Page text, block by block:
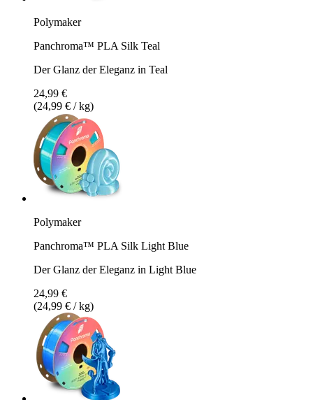
Polymaker
Panchroma™ PLA Silk Teal
Der Glanz der Eleganz in Teal
24,99 €
(24,99 € / kg)
Polymaker
Panchroma™ PLA Silk Light Blue
Der Glanz der Eleganz in Light Blue
24,99 €
(24,99 € / kg)